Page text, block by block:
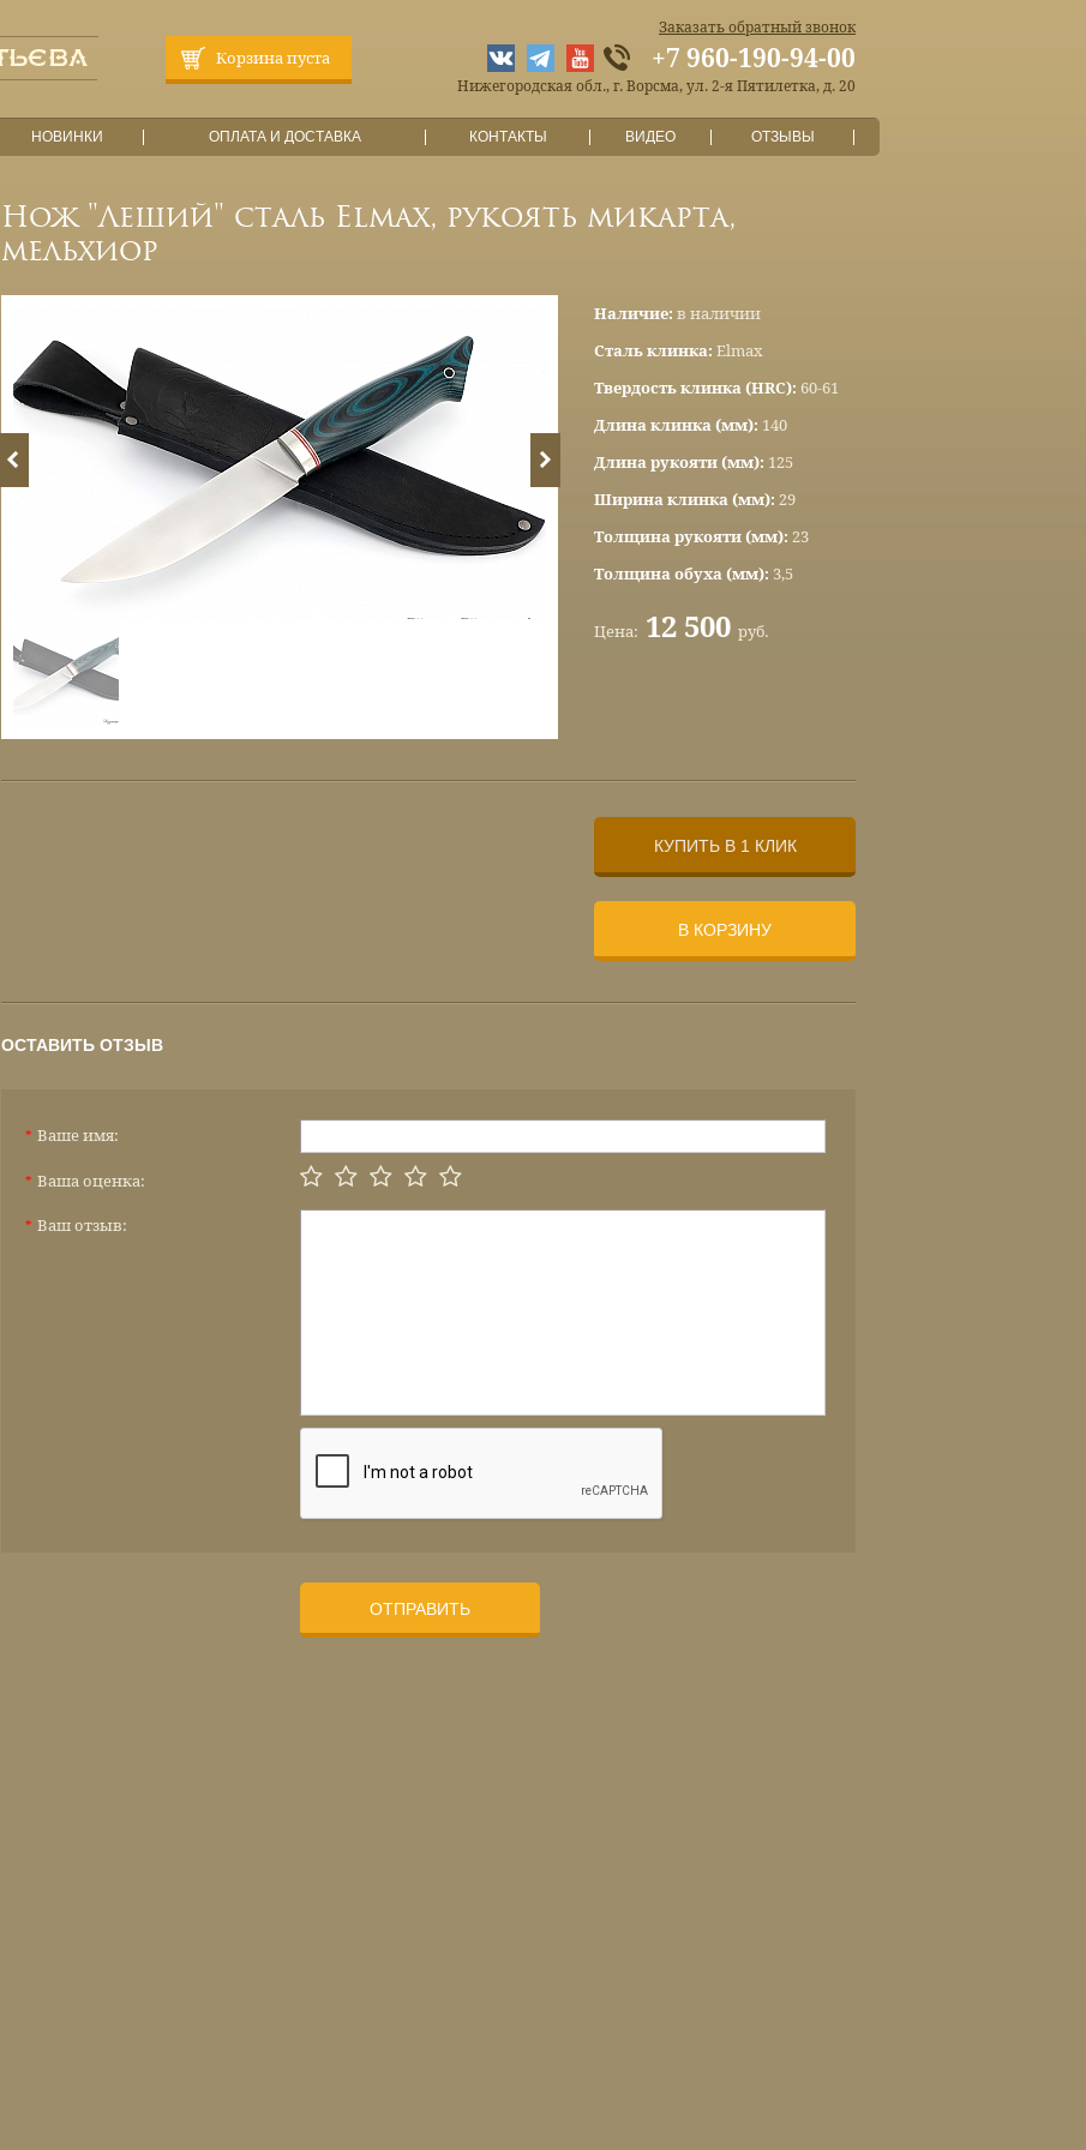
Корзина пуста
Заказать обратный звонок
+7 960-190-94-00
Нижегородская обл., г. Ворсма, ул. 2-я Пятилетка, д. 20
НОВИНКИ ОПЛАТА И ДОСТАВКА КОНТАКТЫ ВИДЕО ОТЗЫВЫ
Нож "Леший" сталь Elmax, рукоять микарта,
мельхиор
Наличие: в наличии
Сталь клинка: Elmax
Твердость клинка (HRC): 60-61
Длина клинка (мм): 140
Длина рукояти (мм): 125
Ширина клинка (мм): 29
Толщина рукояти (мм): 23
Толщина обуха (мм): 3,5
Цена: 12 500 руб.
КУПИТЬ В 1 КЛИК
В КОРЗИНУ
ОСТАВИТЬ ОТЗЫВ
Ваше имя:
*
Ваша оценка:
*
Ваш отзыв:
*
ОТПРАВИТЬ